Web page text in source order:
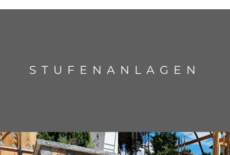
STUFENANLAGEN